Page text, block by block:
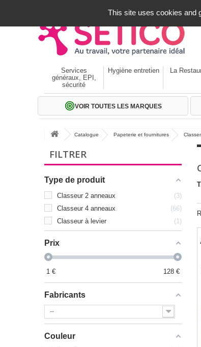
Services
généraux, EPI,
sécurité
Hygiène entretien La
VOIR TOUTES LES MARQUES
Catalogue Papeterie et fournitures
FILTRER
Type de produit
Classeur 2 anneaux
3
Classeur 4 anneaux
66
Classeur à levier
1
Prix
1 € 128 €
Fabricants
--
Couleur
This site uses cookies and